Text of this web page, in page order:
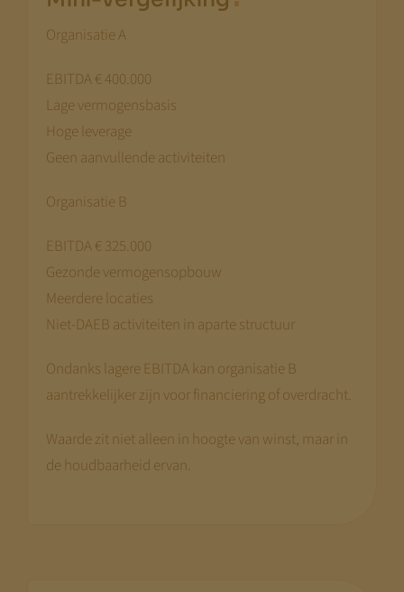
Organisatie A
EBITDA € 400.000
Lage vermogensbasis
Hoge leverage
Geen aanvullende activiteiten
Organisatie B
EBITDA € 325.000
Gezonde vermogensopbouw
Meerdere locaties
Niet-DAEB activiteiten in aparte structuur
Ondanks lagere EBITDA kan organisatie B
aantrekkelijker zijn voor financiering of overdracht.
Waarde zit niet alleen in hoogte van winst, maar in
de houdbaarheid ervan.